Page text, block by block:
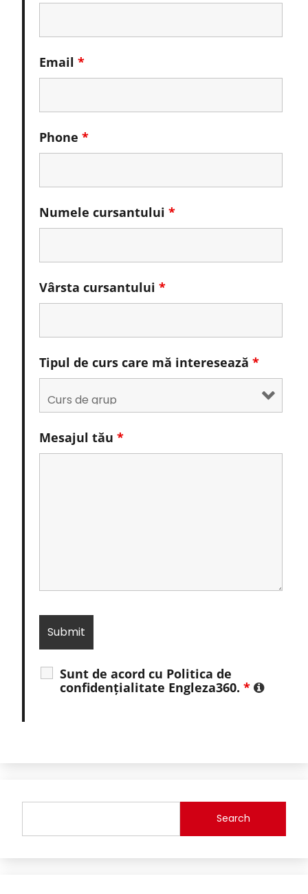
Email *
Phone *
Numele cursantului *
Vârsta cursantului *
Tipul de curs care mă interesează *
Mesajul tău *
Sunt de acord cu Politica de
confidențialitate Engleza360. *
Search